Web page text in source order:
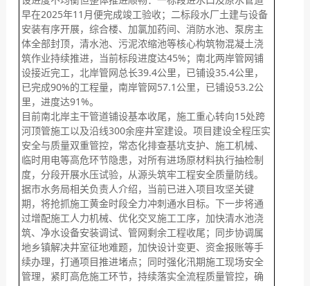
早在2025年11月便完成竣工验收；二标段水厂土建与设备
安装有序开展，综合楼、加氯加药间、消防水池、泵房主
体全部封顶，清水池、污泥浓缩池等核心构筑物混凝土浇
筑作业持续推进，当前标段进度达45%；南北两岸管网铺
设接近完工，北岸管网总长39.4公里，已铺设35.4公里，
已完成90%的工程量，南岸管网57.1公里，已铺设53.2公
里，进度达91%。
目前南北岸主干管道铺设基本收尾，施工重心转向15处跨
河顶管施工以及沿线300余座井室建设。项目建设全程压实
安全与质量双重管控，常态化排查基坑支护、施工机械、
临时用电等高危环节隐患，对所有进场原材料执行抽检制
度，分段开展水压试验，从源头筑牢工程安全质量防线。
据市水务局相关负责人介绍，当前已进入项目攻坚关键
期，将抢抓施工黄金时段全力冲刺通水目标。下一步将通
过增配施工人力机械、优化交叉施工工序，加快清水池浇
筑、净水设备安装调试、管网剩余工程收尾；同步协调属
地乡镇解决井室征地难题，加快设计变更、资金报账等手
续办理，打通项目推进堵点；同时强化汛期施工现场安全
管理，紧盯高危施工环节，持续落实全流程质量管控，确